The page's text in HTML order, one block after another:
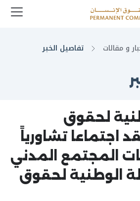
و مقالات تفاصيل الخبر
لحقوق
اجتماعا تشاورياً
المجتمع المدني
الوطنية لحقوق